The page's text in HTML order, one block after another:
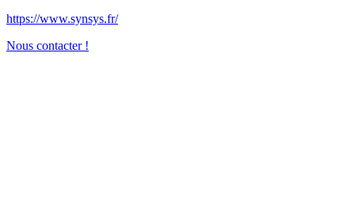
https://www.synsys.fr/
Nous contacter !